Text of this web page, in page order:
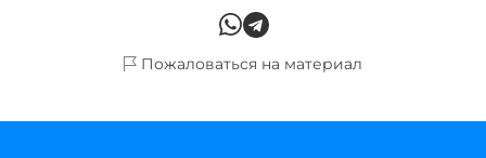
Пожаловаться на материал